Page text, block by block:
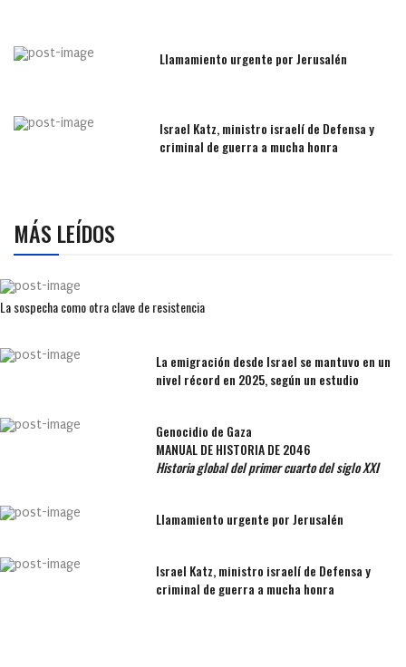
Llamamiento urgente por Jerusalén
Israel Katz, ministro israelí de Defensa y
criminal de guerra a mucha honra
MÁS LEÍDOS
La sospecha como otra clave de resistencia
La emigración desde Israel se mantuvo en un
nivel récord en 2025, según un estudio
Genocidio de Gaza
MANUAL DE HISTORIA DE 2046
Historia global del primer cuarto del siglo XXI
Llamamiento urgente por Jerusalén
Israel Katz, ministro israelí de Defensa y
criminal de guerra a mucha honra